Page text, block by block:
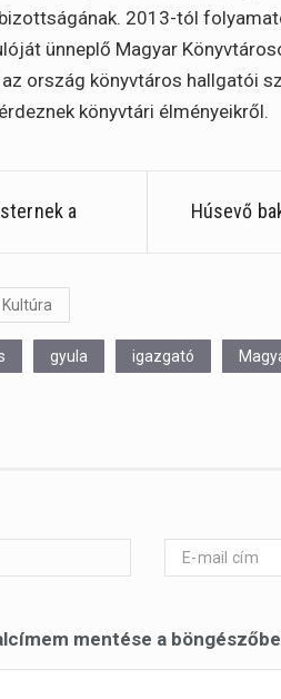
2013-tól
ünneplő Magyar
ország könyvtáros hallgatói
könyvtári élményeikről.
a
Húsevő
Kultúra
gyula igazgató
mentése a